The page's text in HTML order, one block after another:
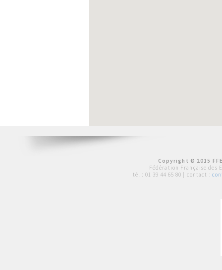
Copyright © 2015
Fédération Française des
tél : 01 39 44 65 80 | contact :